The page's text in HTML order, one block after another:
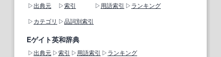
出典元 索引 用語索引
ランキング
カテゴリ
品詞別索引
Eゲイト英和辞典
出典元 索引 用語索引 ランキング